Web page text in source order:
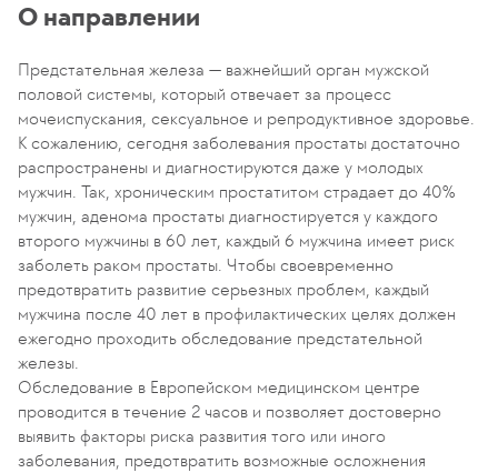
О направлении
Предстательная железа — важнейший орган мужской
половой системы, который отвечает за процесс
мочеиспускания, сексуальное и репродуктивное здоровье.
К сожалению, сегодня заболевания простаты достаточно
распространены и диагностируются даже у молодых
мужчин. Так, хроническим простатитом страдает до 40%
мужчин, аденома простаты диагностируется у каждого
второго мужчины в 60 лет, каждый 6 мужчина имеет риск
заболеть раком простаты. Чтобы своевременно
предотвратить развитие серьезных проблем, каждый
мужчина после 40 лет в профилактических целях должен
ежегодно проходить обследование предстательной
железы.
Обследование в Европейском медицинском центре
проводится в течение 2 часов и позволяет достоверно
выявить факторы риска развития того или иного
заболевания, предотвратить возможные осложнения